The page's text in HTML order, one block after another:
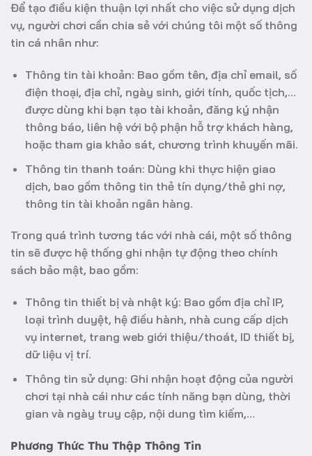
Để tạo điều kiện thuận lợi nhất cho việc sử dụng dịch
vụ, người chơi cần chia sẻ với chúng tôi một số thông
tin cá nhân như:
Thông tin tài khoản: Bao gồm tên, địa chỉ email, số
điện thoại, địa chỉ, ngày sinh, giới tính, quốc tịch,…
được dùng khi bạn tạo tài khoản, đăng ký nhận
thông báo, liên hệ với bộ phận hỗ trợ khách hàng,
hoặc tham gia khảo sát, chương trình khuyến mãi.
Thông tin thanh toán: Dùng khi thực hiện giao
dịch, bao gồm thông tin thẻ tín dụng/thẻ ghi nợ,
thông tin tài khoản ngân hàng.
Trong quá trình tương tác với nhà cái, một số thông
tin sẽ được hệ thống ghi nhận tự động theo chính
sách bảo mật, bao gồm:
Thông tin thiết bị và nhật ký: Bao gồm địa chỉ IP,
loại trình duyệt, hệ điều hành, nhà cung cấp dịch
vụ internet, trang web giới thiệu/thoát, ID thiết bị,
dữ liệu vị trí.
Thông tin sử dụng: Ghi nhận hoạt động của người
chơi tại nhà cái như các tính năng bạn dùng, thời
gian và ngày truy cập, nội dung tìm kiếm,…
Phương Thức Thu Thập Thông Tin